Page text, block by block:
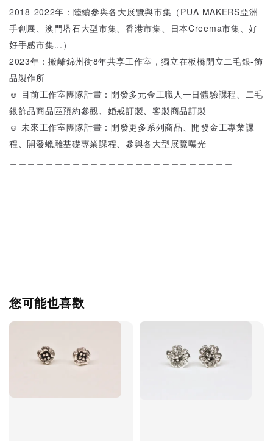
2018-2022年：陸續參與各大展覽與市集（PUA MAKERS亞洲
手創展、澳門塔石大型市集、香港市集、日本Creema市集、好
好手感市集...）
2023年：搬離錦州街8年共享工作室，獨立在板橋開立二毛銀-飾
品製作所
☺ 目前工作室團隊計畫：開發多元金工職人一日體驗課程、二毛
銀飾品商品區預約參觀、婚戒訂製、客製商品訂製
☺ 未來工作室團隊計畫：開發更多系列商品、開發金工專業課
程、開發蠟雕基礎專業課程、參與各大型展覽曝光
您可能也喜歡